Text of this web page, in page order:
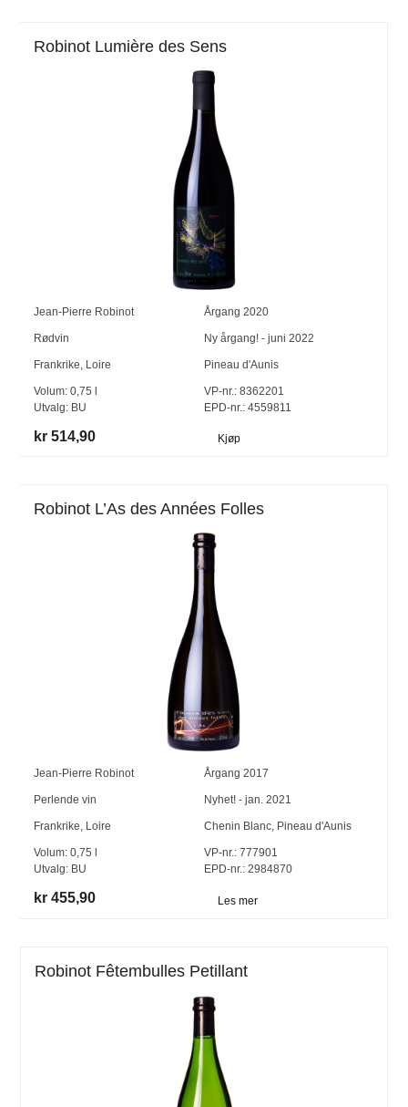
Robinot Lumière des Sens
Jean-Pierre Robinot Årgang 2020
Rødvin Ny årgang! - juni 2022
Frankrike Loire Pineau d'Aunis
Volum:0,75 l
Utvalg: BU
VP-nr.:8362201
EPD-nr.: 4559811
kr 514,90 Kjøp
Robinot L’As des Années Folles
Jean-Pierre Robinot Årgang 2017
Perlende vin Nyhet! - jan. 2021
Frankrike, Loire Chenin Blanc, Pineau d'Aunis
Volum:0,75
Utvalg: BU
VP-nr.:777901
EPD-nr.: 2984870
kr 455,90 Les mer
Robinot Fêtembulles Petillant